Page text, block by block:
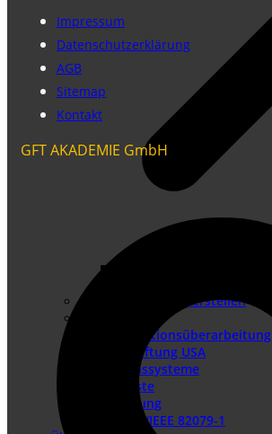
Betriebsanleitung erstellen
Dokumentationsüberarbeitung
Produkthaftung USA
Redaktionssysteme
DTP-Dienste
Lokalisierung
DIN EN IEC/IEEE 82079-1
Impressum
Datenschutzerklärung
AGB
Sitemap
Kontakt
GFT AKADEMIE GmbH